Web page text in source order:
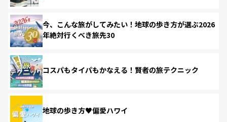
今、こんな旅がしてみたい！地球の歩き方が選ぶ2026
年絶対行くべき旅先30
コスパもタイパもかなえる！賢者の旅テクニック
地球の歩き方♥偏愛ハワイ